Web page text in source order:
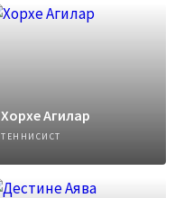
Хорхе Агилар
ТЕННИСИСТ